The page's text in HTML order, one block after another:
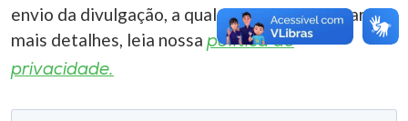
envio da divulgação, a qualquer momento. Para
mais detalhes, leia nossa política de
privacidade.